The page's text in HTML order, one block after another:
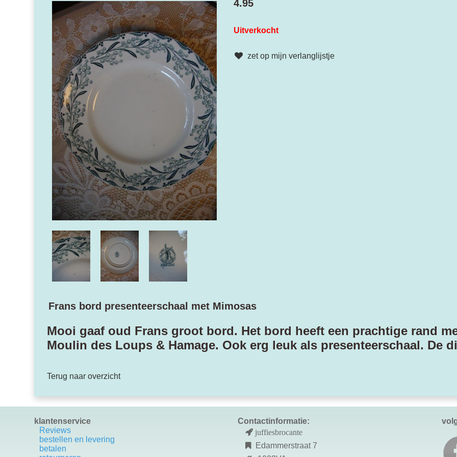
4.95
Uitverkocht
zet op mijn verlanglijstje
Frans bord presenteerschaal met Mimosas
Mooi gaaf oud Frans groot bord. Het bord heeft een prachtige rand
Moulin des Loups & Hamage. Ook erg leuk als presenteerschaal. De
Terug naar overzicht
klantenservice
Reviews
bestellen en levering
betalen
Contactinformatie:
juffiesbrocante
Edammerstraat 7